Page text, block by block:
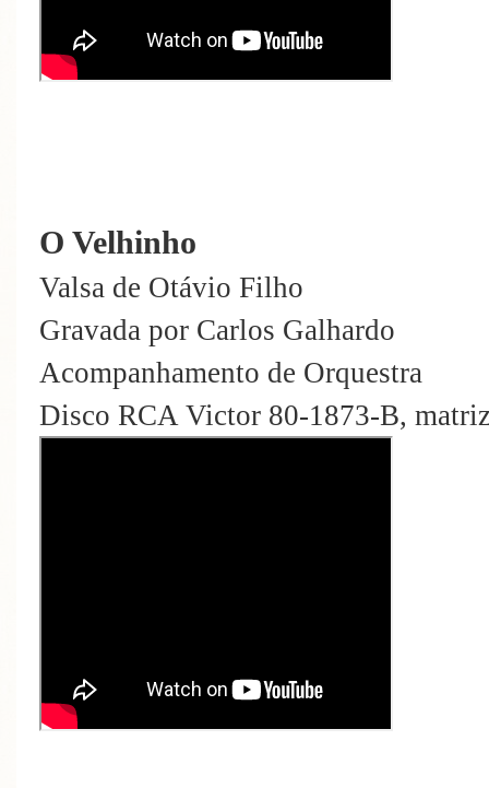
O Velhinho
Valsa de Otávio Filho
Gravada por Carlos Galhardo
Acompanhamento de Orquestra
Disco RCA Victor 80-1873-B,